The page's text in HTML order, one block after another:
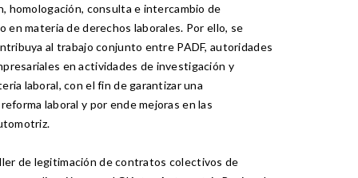
homologación, consulta e intercambio de
en materia de derechos laborales. Por ello, se
al trabajo conjunto entre PADF, autoridades
en actividades de investigación y
laboral, con el fin de garantizar una
laboral y por ende mejoras en las
de legitimación de contratos colectivos de